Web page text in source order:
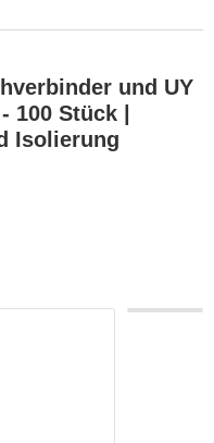
und UY
Stück |
Isolierung